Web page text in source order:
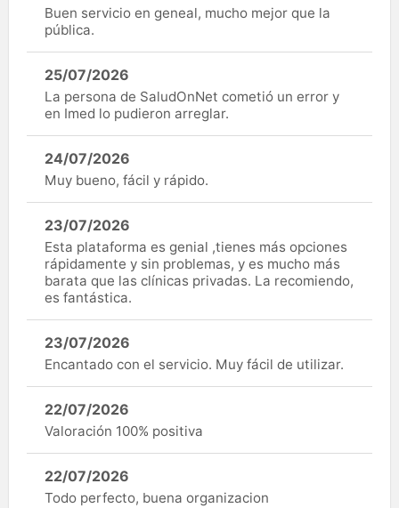
Buen servicio en geneal, mucho mejor que la
pública.
25/07/2026
La persona de SaludOnNet cometió un error y
en Imed lo pudieron arreglar.
24/07/2026
Muy bueno, fácil y rápido.
23/07/2026
Esta plataforma es genial ,tienes más opciones
rápidamente y sin problemas, y es mucho más
barata que las clínicas privadas. La recomiendo,
es fantástica.
23/07/2026
Encantado con el servicio. Muy fácil de utilizar.
22/07/2026
Valoración 100% positiva
22/07/2026
Todo perfecto, buena organizacion